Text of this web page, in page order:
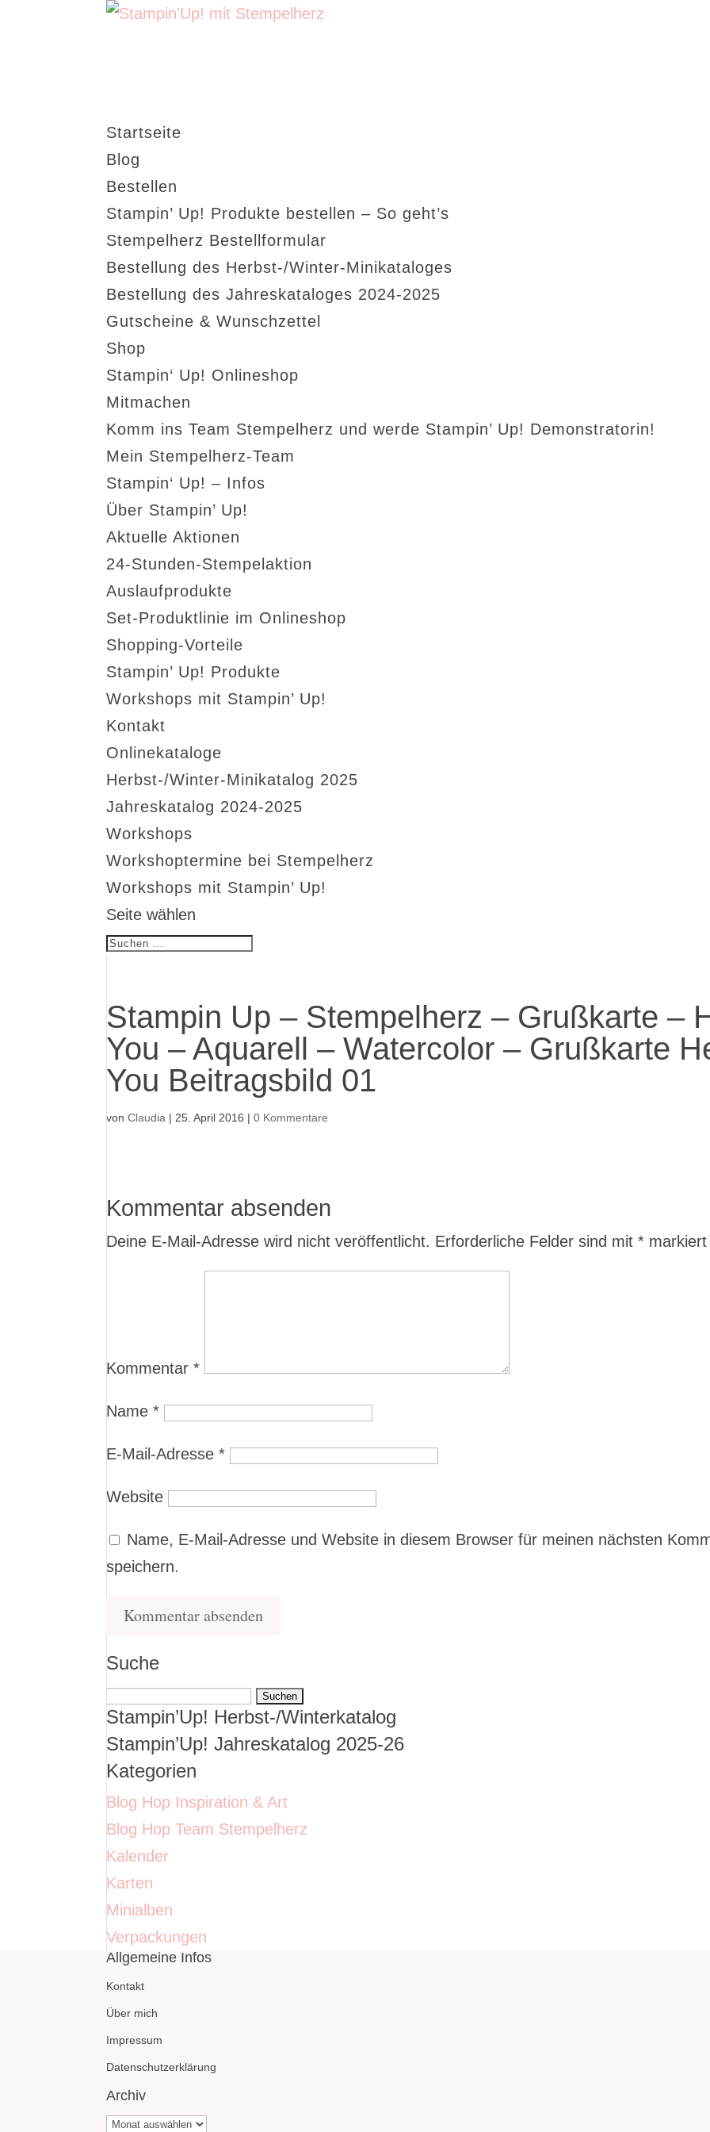
Startseite
Blog
Bestellen
Stampin’ Up! Produkte bestellen – So geht’s
Stempelherz Bestellformular
Bestellung des Herbst-/Winter-Minikataloges
Bestellung des Jahreskataloges 2024-2025
Gutscheine & Wunschzettel
Shop
Stampin‘ Up! Onlineshop
Mitmachen
Komm ins Team Stempelherz und werde Stampin’ Up! Demonstratorin!
Mein Stempelherz-Team
Stampin‘ Up! – Infos
Über Stampin’ Up!
Aktuelle Aktionen
24-Stunden-Stempelaktion
Auslaufprodukte
Set-Produktlinie im Onlineshop
Shopping-Vorteile
Stampin’ Up! Produkte
Workshops mit Stampin’ Up!
Kontakt
Onlinekataloge
Herbst-/Winter-Minikatalog 2025
Jahreskatalog 2024-2025
Workshops
Workshoptermine bei Stempelherz
Workshops mit Stampin’ Up!
Seite wählen
Stampin Up – Stempelherz – Grußkarte –
You – Aquarell – Watercolor – Grußkarte
You Beitragsbild 01
vonClaudia | 25. April 2016 |0 Kommentare
Kommentar absenden
Deine E-Mail-Adresse wird nicht veröffentlicht. Erforderliche Felder sind mit* markiert
Kommentar*
Name*
E-Mail-Adresse*
Website
Name, E-Mail-Adresse und Website in diesem Browser für meinen nächsten
speichern.
Suche
Suchen
nach:
Stampin’Up! Herbst-/Winterkatalog
Stampin’Up! Jahreskatalog 2025-26
Kategorien
Blog Hop Inspiration & Art
Blog Hop Team Stempelherz
Kalender
Karten
Minialben
Verpackungen
Allgemeine Infos
Kontakt
Über mich
Impressum
Datenschutzerklärung
Archiv
Archiv